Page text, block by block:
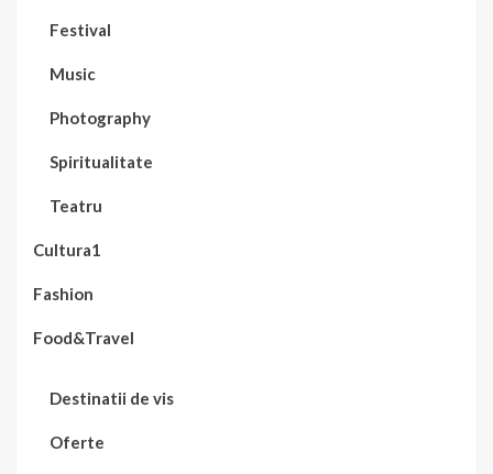
Festival
Music
Photography
Spiritualitate
Teatru
Cultura1
Fashion
Food&Travel
Destinatii de vis
Oferte